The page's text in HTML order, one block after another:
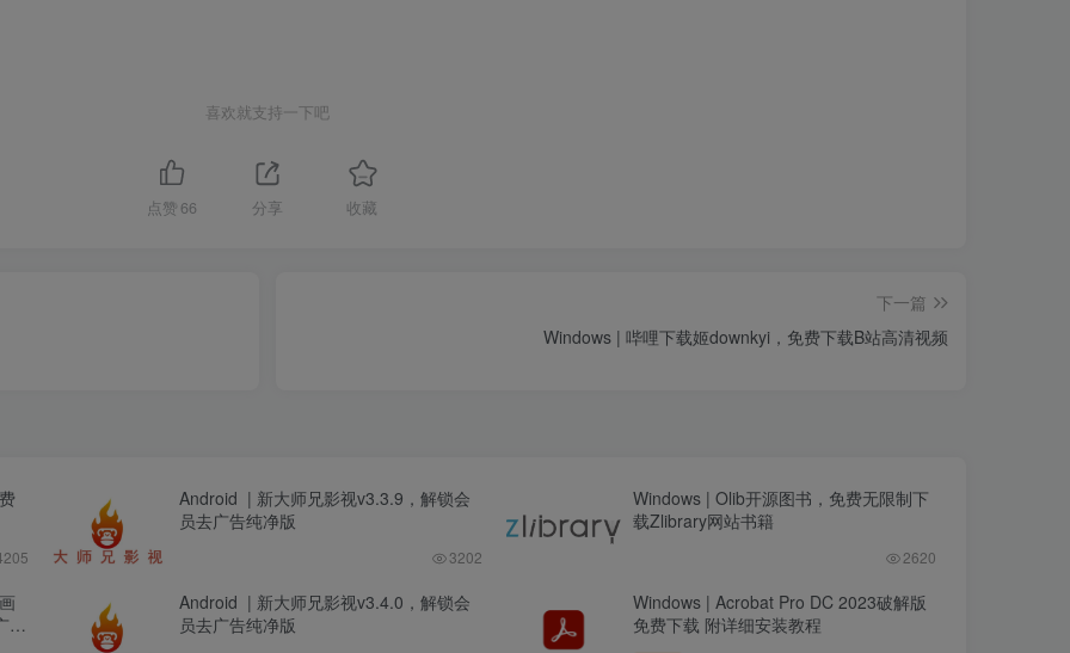
喜欢就支持一下吧
点赞 66 分享 收藏
下一篇
Windows | 哔哩下载姬downkyi，免费下载B站高清视频
Android | 新大师兄影视v3.3.9，解锁会
员去广告纯净版
3202
Windows | Olib开源图书，免费无限制下
载Zlibrary网站书籍
2620
告
Android | 新大师兄影视v3.4.0，解锁会
员去广告纯净版
Windows | Acrobat Pro DC 2023破解版
免费下载 附详细安装教程